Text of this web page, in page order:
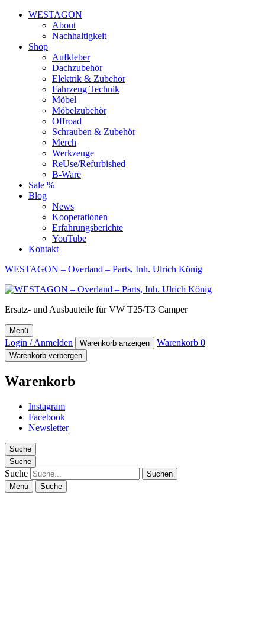
WESTAGON
About
Nachhaltigkeit
Shop
Aufkleber
Dachzubehör
Elektrik & Zubehör
Fahrzeug Technik
Möbel
Möbelzubehör
Offroad
Schrauben & Zubehör
Merch
Werkzeuge
ReUse/Refurbished
B-Ware
Sale %
Blog
News
Kooperationen
Erfahrungsberichte
YouTube
Kontakt
WESTAGON – Overland – Parts, Inh. Ulrich König
Ersatz- und Ausbauteile für VW T25/T3 Camper
Menü
Login / Anmelden Warenkorb anzeigen Warenkorb 0
Warenkorb verbergen
Warenkorb
Instagram
Facebook
Newsletter
Suche
Suche
Suche
Menü Suche